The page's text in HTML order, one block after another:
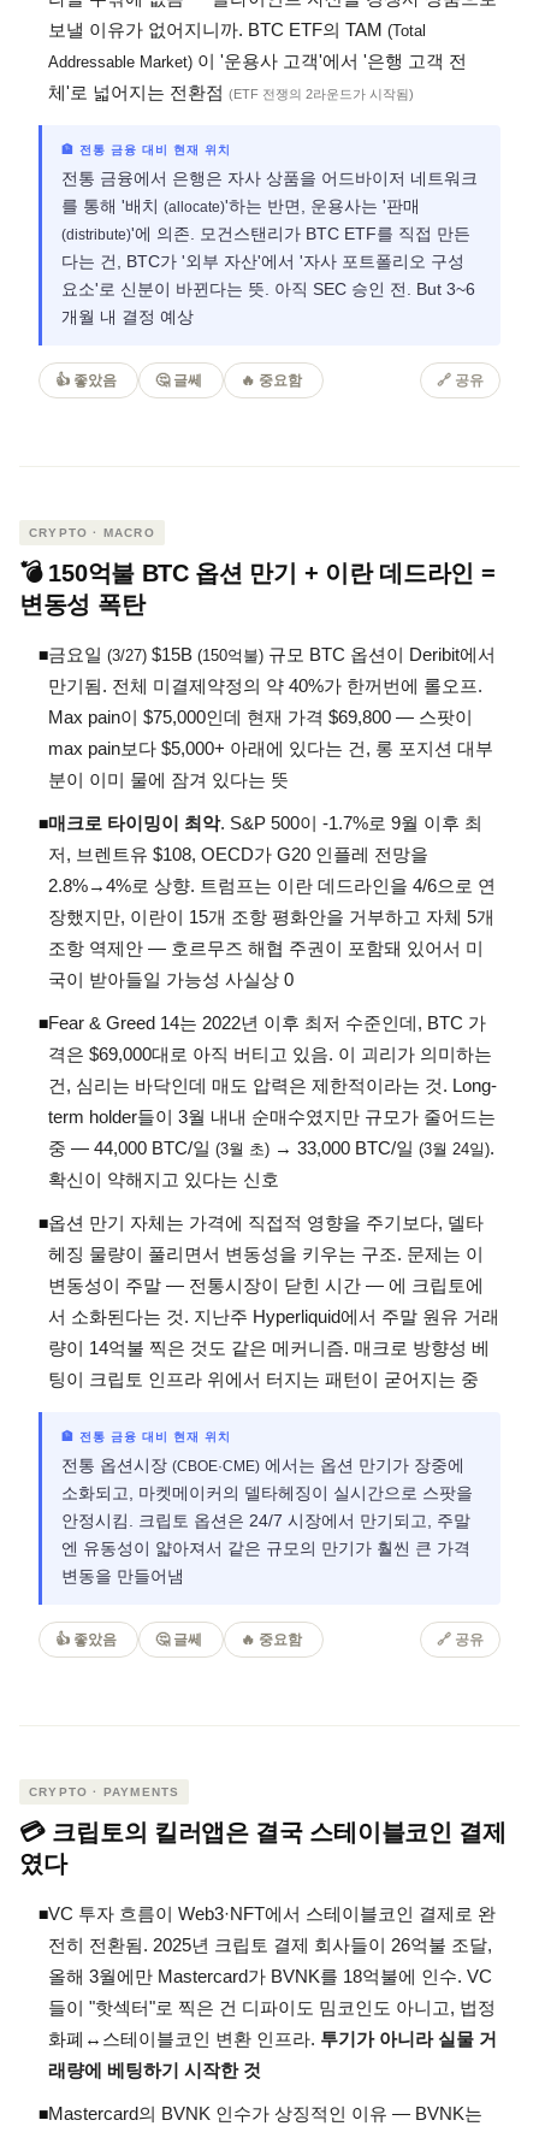
보낼 이유가 없어지니까. BTC ETF의 TAM (Total
Addressable Market) 이 '운용사 고객'에서 '은행 고객 전
체'로 넓어지는 전환점 (ETF 전쟁의 2라운드가 시작됨)
🏦 전통 금융 대비 현재 위치
전통 금융에서 은행은 자사 상품을 어드바이저 네트워크
를 통해 '배치 (allocate)'하는 반면, 운용사는 '판매
(distribute)'에 의존. 모건스탠리가 BTC ETF를 직접 만든
다는 건, BTC가 '외부 자산'에서 '자사 포트폴리오 구성
요소'로 신분이 바뀐다는 뜻. 아직 SEC 승인 전. But 3~6
개월 내 결정 예상
👍 좋았음 🤔 글쎄 🔥 중요함 🔗 공유
CRYPTO · MACRO
💣 150억불 BTC 옵션 만기 + 이란 데드라인 =
변동성 폭탄
◾금요일 (3/27) $15B (150억불) 규모 BTC 옵션이 Deribit에서
만기됨. 전체 미결제약정의 약 40%가 한꺼번에 롤오프.
Max pain이 $75,000인데 현재 가격 $69,800 — 스팟이
max pain보다 $5,000+ 아래에 있다는 건, 롱 포지션 대부
분이 이미 물에 잠겨 있다는 뜻
◾매크로 타이밍이 최악. S&P 500이 -1.7%로 9월 이후 최
저, 브렌트유 $108, OECD가 G20 인플레 전망을
2.8%→4%로 상향. 트럼프는 이란 데드라인을 4/6으로 연
장했지만, 이란이 15개 조항 평화안을 거부하고 자체 5개
조항 역제안 — 호르무즈 해협 주권이 포함돼 있어서 미
국이 받아들일 가능성 사실상 0
◾Fear & Greed 14는 2022년 이후 최저 수준인데, BTC 가
격은 $69,000대로 아직 버티고 있음. 이 괴리가 의미하는
건, 심리는 바닥인데 매도 압력은 제한적이라는 것. Long-
term holder들이 3월 내내 순매수였지만 규모가 줄어드는
중 — 44,000 BTC/일 (3월 초) → 33,000 BTC/일 (3월 24일).
확신이 약해지고 있다는 신호
◾옵션 만기 자체는 가격에 직접적 영향을 주기보다, 델타
헤징 물량이 풀리면서 변동성을 키우는 구조. 문제는 이
변동성이 주말 — 전통시장이 닫힌 시간 — 에 크립토에
서 소화된다는 것. 지난주 Hyperliquid에서 주말 원유 거래
량이 14억불 찍은 것도 같은 메커니즘. 매크로 방향성 베
팅이 크립토 인프라 위에서 터지는 패턴이 굳어지는 중
🏦 전통 금융 대비 현재 위치
전통 옵션시장 (CBOE·CME) 에서는 옵션 만기가 장중에
소화되고, 마켓메이커의 델타헤징이 실시간으로 스팟을
안정시킴. 크립토 옵션은 24/7 시장에서 만기되고, 주말
엔 유동성이 얇아져서 같은 규모의 만기가 훨씬 큰 가격
변동을 만들어냄
👍 좋았음 🤔 글쎄 🔥 중요함 🔗 공유
CRYPTO · PAYMENTS
💳 크립토의 킬러앱은 결국 스테이블코인 결제
였다
◾VC 투자 흐름이 Web3·NFT에서 스테이블코인 결제로 완
전히 전환됨. 2025년 크립토 결제 회사들이 26억불 조달,
올해 3월에만 Mastercard가 BVNK를 18억불에 인수. VC
들이 "핫섹터"로 찍은 건 디파이도 밈코인도 아니고, 법정
화폐↔스테이블코인 변환 인프라. 투기가 아니라 실물 거
래량에 베팅하기 시작한 것
◾Mastercard의 BVNK 인수가 상징적인 이유 — BVNK는